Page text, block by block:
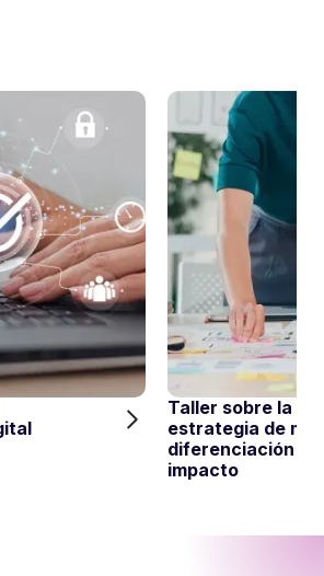
Taller sobre la
estrategia de
diferenciación
impacto